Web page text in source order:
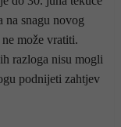
na snagu novog
može vratiti.
razloga nisu mogli
podnijeti zahtjev